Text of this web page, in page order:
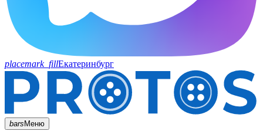
placemark_fillЕкатеринбург
barsМеню